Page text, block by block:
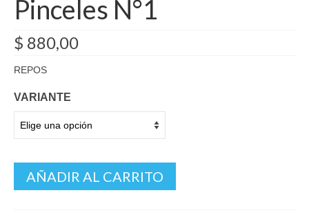
Pinceles N°1
$ 880,00
REPOS
VARIANTE
AÑADIR AL CARRITO